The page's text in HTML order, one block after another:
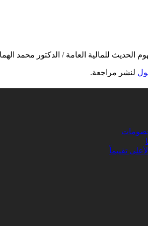
الحديث للمالية العامة / الدكتور محمد
لنشر مراجعة.
تقييماً